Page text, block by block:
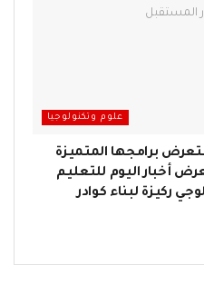
علوم وتكنولوجيا
برامجها المتميزة
أخبار اليوم للتعليم
ركيزة لبناء كوادر